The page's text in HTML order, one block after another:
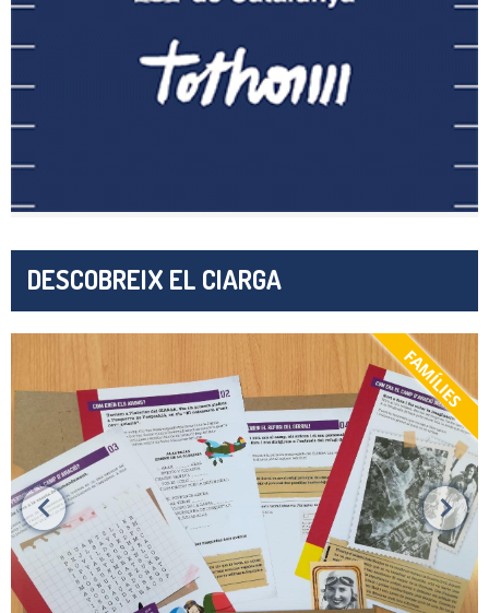
DESCOBREIX EL CIARGA
FAMÍLIES